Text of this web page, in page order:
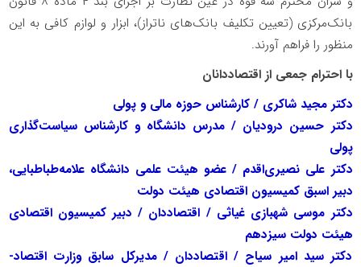
بانک‌مرکزی (تعیین تکلیف بانک‌های ناتراز)، ابزار و لوازم کافی به این
منظور را فراهم آورند.
با احترام جمعی از اقتصاددانان
دکتر مجید شاکری / کارشناس حوزه مالی و پولی
دکتر حسین درودیان / مدرس دانشگاه و کارشناس سیاست‌گذاری
پولی
دکتر علی نصیری‌اقدم / عضو هیئت علمی دانشگاه علامه‌طباطبایی،
دبیر اسبق کمیسیون اقتصادی هیئت دولت
دکتر موسی شهبازی غیاثی / اقتصاددان / دبیر کمیسیون اقتصادی
هیئت دولت سیزدهم
دکتر سید امیر سیاح / اقتصاددان / مدیرکل سابق وزارت اقتصاد-